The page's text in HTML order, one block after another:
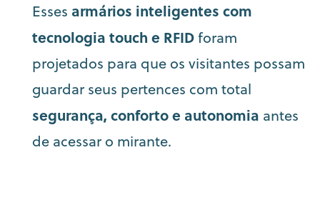
Esses armários inteligentes com
tecnologia touch e RFID foram
projetados para que os visitantes possam
guardar seus pertences com total
segurança, conforto e autonomia antes
de acessar o mirante.